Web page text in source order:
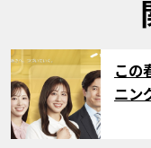
サムネ
この
ニン